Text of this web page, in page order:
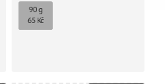
90 g
65 Kč